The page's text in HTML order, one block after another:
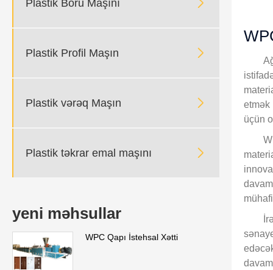
Plastik Boru Maşını 
Plastik Profil Maşın 
Plastik vərəq Maşın 
Plastik təkrar emal maşını 
yeni məhsullar
WPC Qapı İstehsal Xətti
etmək
üçün